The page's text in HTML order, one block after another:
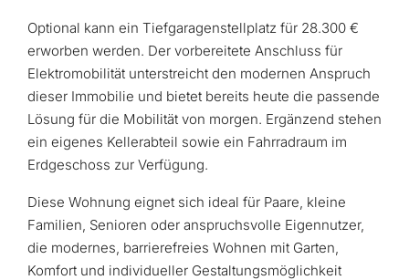
Optional kann ein Tiefgaragenstellplatz für 28.300 €
erworben werden. Der vorbereitete Anschluss für
Elektromobilität unterstreicht den modernen Anspruch
dieser Immobilie und bietet bereits heute die passende
Lösung für die Mobilität von morgen. Ergänzend stehen
ein eigenes Kellerabteil sowie ein Fahrradraum im
Erdgeschoss zur Verfügung.
Diese Wohnung eignet sich ideal für Paare, kleine
Familien, Senioren oder anspruchsvolle Eigennutzer,
die modernes, barrierefreies Wohnen mit Garten,
Komfort und individueller Gestaltungsmöglichkeit